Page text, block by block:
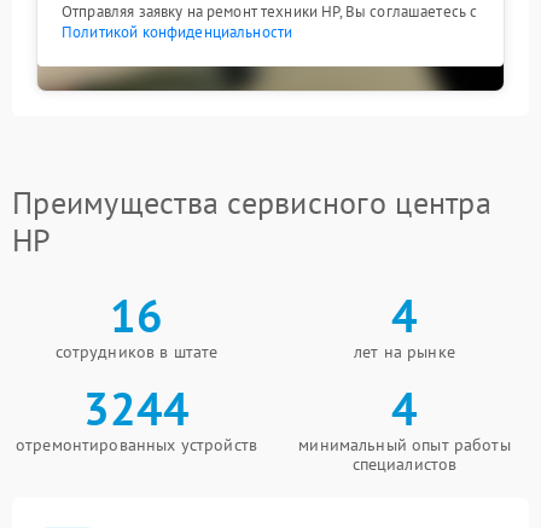
Отправляя заявку на ремонт техники HP, Вы соглашаетесь с
Политикой конфиденциальности
Преимущества сервисного центра
HP
16
сотрудников в штате
4
лет на рынке
3244
отремонтированных устройств
4
минимальный опыт работы
специалистов